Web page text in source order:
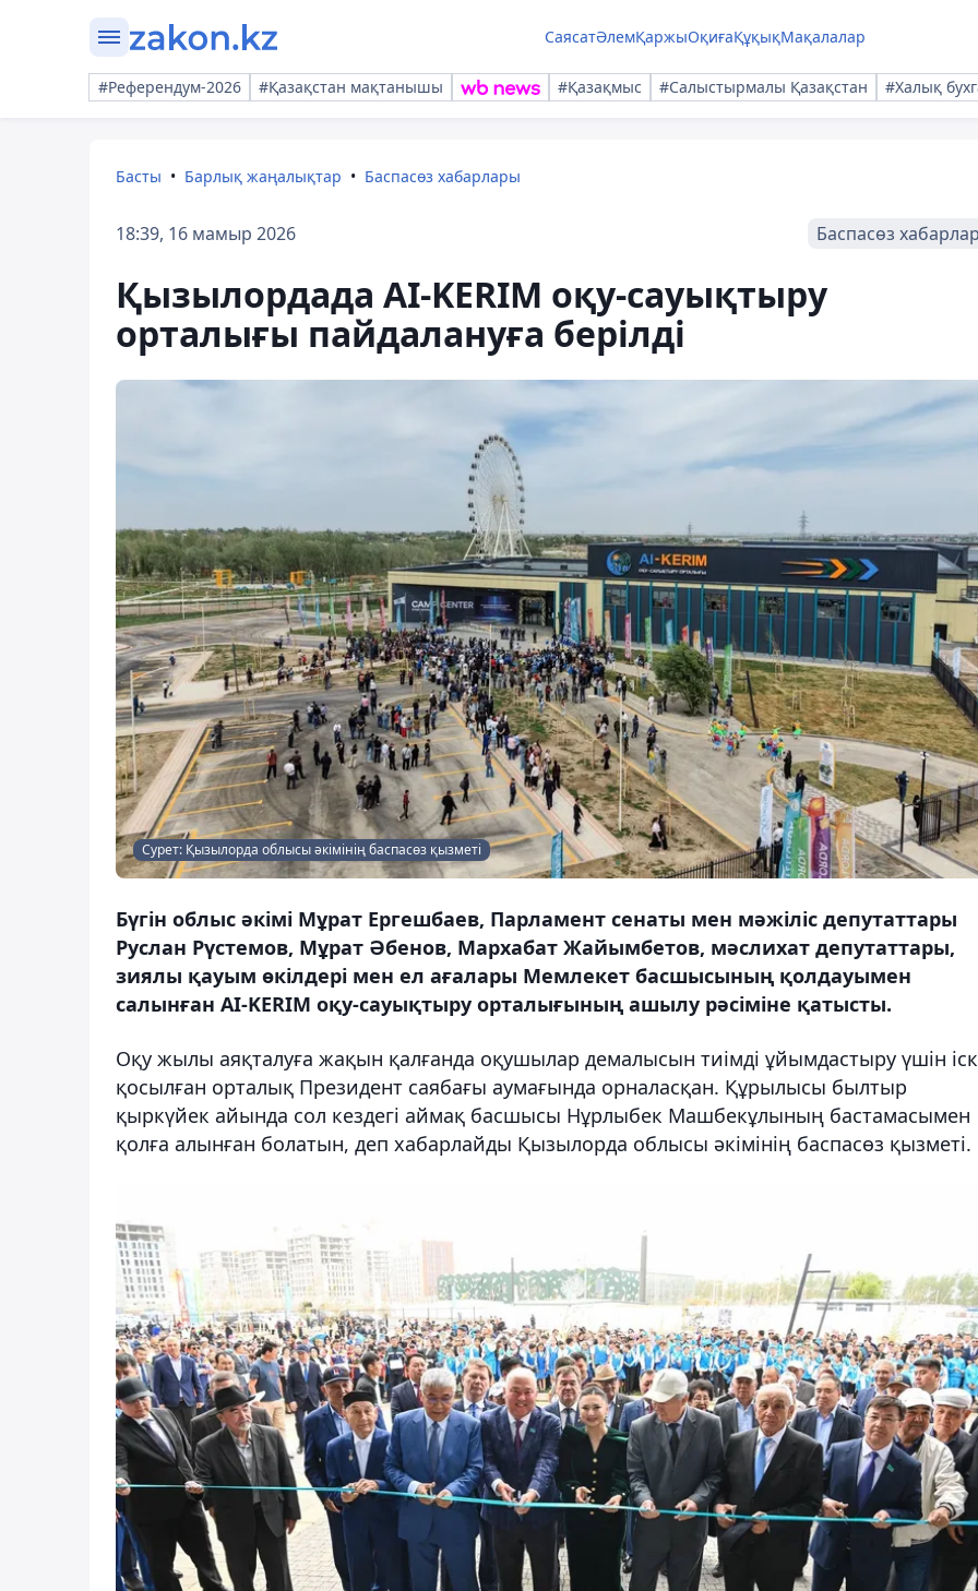
СаясатӘлемҚаржыОқиғаҚұқықМақалалар
#Референдум-2026 #Қазақстан мақтанышы #Қазақмыс #Салыстырмалы Қазақстан #Халық
Басты Барлық жаңалықтар Баспасөз хабарлары
18:39, 16 мамыр 2026 Баспасөз
Қызылордада AI-KERIM оқу-сауықтыру
орталығы пайдалануға берілді
Сурет: Қызылорда облысы әкімінің баспасөз қызметі
Бүгін облыс әкімі Мұрат Ергешбаев, Парламент сенаты мен мәжіліс депутаттары
Руслан Рүстемов, Мұрат Әбенов, Мархабат Жайымбетов, мәслихат депутаттары,
зиялы қауым өкілдері мен ел ағалары Мемлекет басшысының қолдауымен
салынған AI-KERIM оқу-сауықтыру орталығының ашылу рәсіміне қатысты.
Оқу жылы аяқталуға жақын қалғанда оқушылар демалысын тиімді ұйымдастыру үшін
қосылған орталық Президент саябағы аумағында орналасқан. Құрылысы былтыр
қыркүйек айында сол кездегі аймақ басшысы Нұрлыбек Машбекұлының бастамасымен
қолға алынған болатын, деп хабарлайды Қызылорда облысы әкімінің баспасөз қызметі.